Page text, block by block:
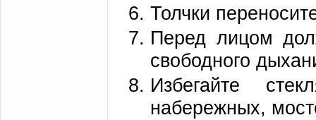
Толчки
Перед лицом
свободного
Избегайте
набережных,